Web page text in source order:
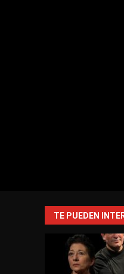
TE PUEDEN